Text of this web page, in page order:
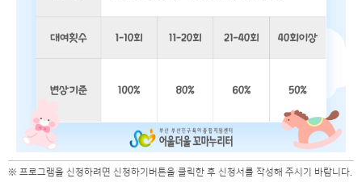
※ 프로그램을 신청하려면 신청하기버튼을 클릭한 후 신청서를 작성해 주시기 바랍니다.